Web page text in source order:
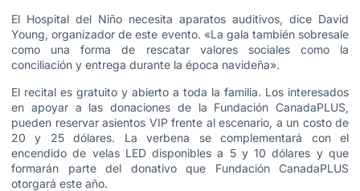
El Hospital del Niño necesita aparatos auditivos, dice David
Young, organizador de este evento. «La gala también sobresale
como una forma de rescatar valores sociales como la
conciliación y entrega durante la época navideña».
El recital es gratuito y abierto a toda la familia. Los interesados
en apoyar a las donaciones de la Fundación CanadaPLUS,
pueden reservar asientos VIP frente al escenario, a un costo de
20 y 25 dólares. La verbena se complementará con el
encendido de velas LED disponibles a 5 y 10 dólares y que
formarán parte del donativo que Fundación CanadaPLUS
otorgará este año.